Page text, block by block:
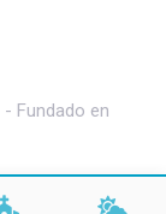
Fundado en